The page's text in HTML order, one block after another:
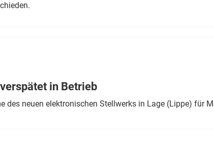
in Betrieb
des neuen elektronischen Stellwerks in Lage (Lippe) für